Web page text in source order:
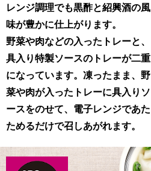
レンジ調理でも黒酢と紹興酒の風
味が豊かに仕上がります。
野菜や肉などの入ったトレーと、
具入り特製ソースのトレーが二重
になっています。凍ったまま、野
菜や肉が入ったトレーに具入りソ
ースをのせて、電子レンジであた
ためるだけで召しあがれます。